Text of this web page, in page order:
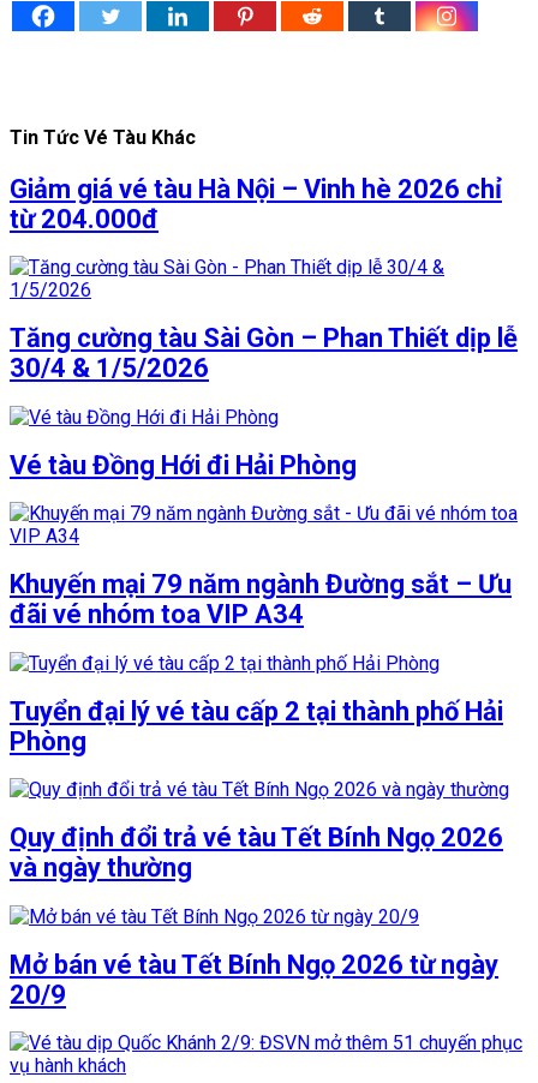
Tin Tức Vé Tàu Khác
Giảm giá vé tàu Hà Nội – Vinh hè 2026 chỉ
từ 204.000đ
Tăng cường tàu Sài Gòn – Phan Thiết dịp lễ
30/4 & 1/5/2026
Vé tàu Đồng Hới đi Hải Phòng
Khuyến mại 79 năm ngành Đường sắt – Ưu
đãi vé nhóm toa VIP A34
Tuyển đại lý vé tàu cấp 2 tại thành phố Hải
Phòng
Quy định đổi trả vé tàu Tết Bính Ngọ 2026
và ngày thường
Mở bán vé tàu Tết Bính Ngọ 2026 từ ngày
20/9